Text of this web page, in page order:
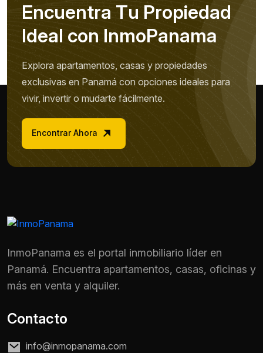
Encuentra Tu Propiedad
Ideal con InmoPanama
Explora apartamentos, casas y propiedades
exclusivas en Panamá con opciones ideales para
vivir, invertir o mudarte fácilmente.
Encontrar Ahora
InmoPanama es el portal inmobiliario líder en
Panamá. Encuentra apartamentos, casas, oficinas y
más en venta y alquiler.
Contacto
info@inmopanama.com